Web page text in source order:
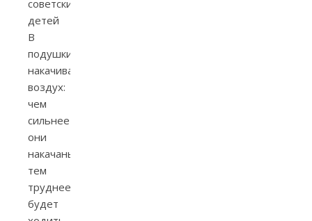
В
подушки
накачивают
воздух:
чем
сильнее
они
накачаны,
тем
труднее
будет